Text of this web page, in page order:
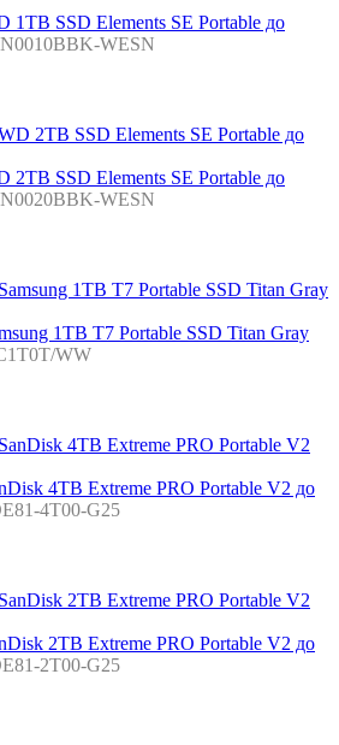
SSD Elements SE Portable до
WESN
SSD Elements SE Portable до
WESN
1TB T7 Portable SSD Titan Gray
WW
4TB Extreme PRO Portable V2 до
4T00-G25
2TB Extreme PRO Portable V2 до
2T00-G25